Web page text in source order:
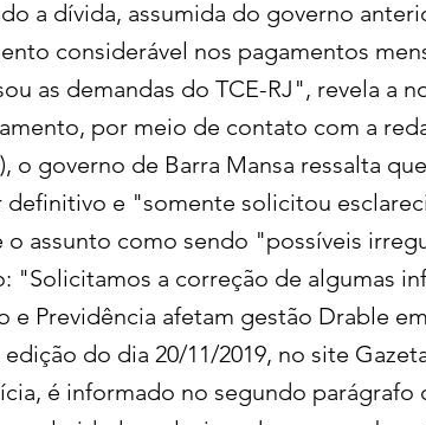
a dívida, assumida do governo
considerável nos pagamentos
as demandas do TCE-RJ", revela a
por meio de contato com a
o governo de Barra Mansa ressalta
definitivo e "somente solicitou
o assunto como sendo "possíveis
"Solicitamos a correção de algumas
e Previdência afetam gestão Drable
edição do dia 20/11/2019, no site
é informado no segundo parágrafo